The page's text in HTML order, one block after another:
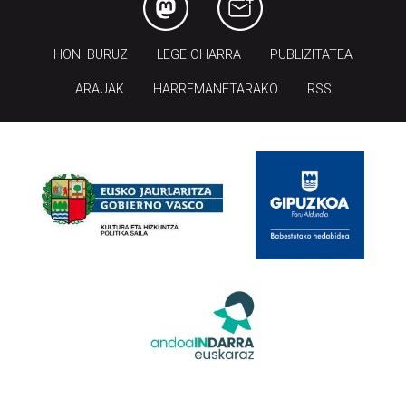
HONI BURUZ LEGE OHARRA PUBLIZITATEA
ARAUAK HARREMANETARAKO RSS